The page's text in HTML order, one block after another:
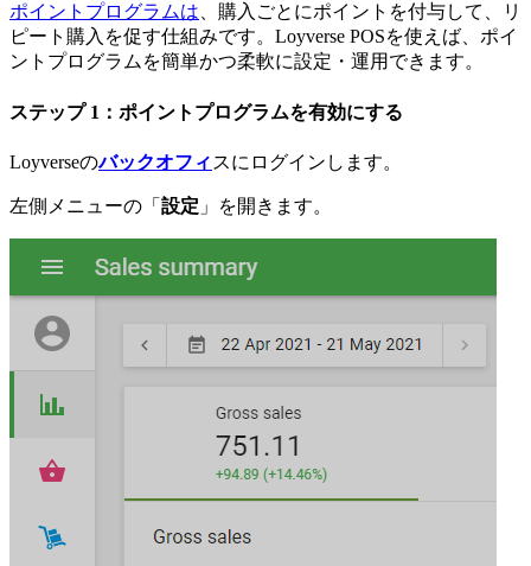
ポイントプログラムは 、購入ごとにポイントを付与して、リ
ピート購入を促す仕組みです。Loyverse POSを使えば、ポイ
ントプログラムを簡単かつ柔軟に設定・運用できます。
ステップ 1：ポイントプログラムを有効にする
Loyverseのバックオフィ スにログインします。
左側メニューの「 設定 」を開きます。